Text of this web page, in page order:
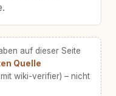
auf dieser Seite
Quelle
wiki-verifier) – nicht